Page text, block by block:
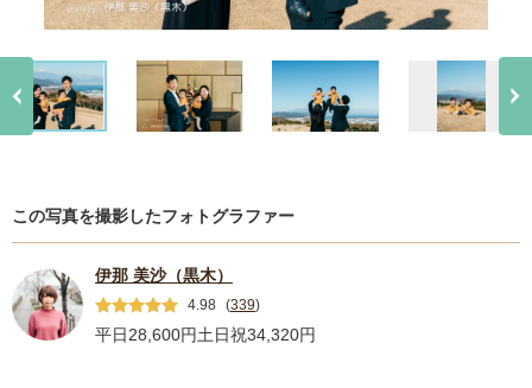
この写真を撮影したフォトグラファー
伊那 美沙（黒木）
4.98 (339)
平日28,600円土日祝34,320円